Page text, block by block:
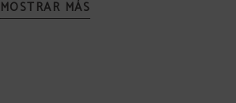
MOSTRAR MÁS